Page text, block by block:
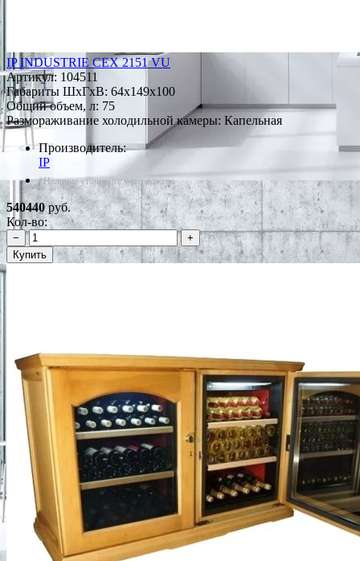
IP INDUSTRIE CEX 2151 VU
Артикул:104511
Габариты ШxГxВ: 64x149x100
Общий объем, л: 75
Размораживание холодильной камеры: Капельная
Производитель:
IP
*Наличие уточняйте у менеджера
540440руб.
Кол-во:
−
+
Купить